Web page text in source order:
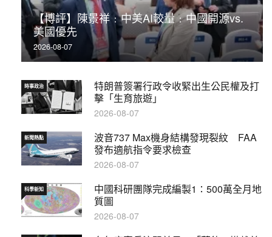
【博評】陳景祥﹕中美AI較量﹕中國開源vs.
美國優先
2026-08-07
特朗普簽署行政令收緊出生公民權及打
擊「生育旅遊」
時事政治
2026-08-07
波音737 Max機身結構發現裂紋 FAA
發布適航指令要求檢查
新聞熱點
2026-08-07
中國科研團隊完成編製1∶500萬全月地
質圖
科學新知
2026-08-07